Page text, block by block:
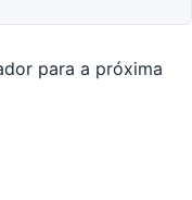
para a próxima